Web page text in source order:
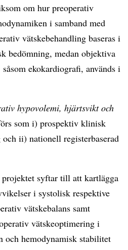
om hur preoperativ
i samband med
vätskebehandling baseras i
bedömning, medan objektiva
ekokardiografi, används i
hypovolemi, hjärtsvikt och
som i) prospektiv klinisk
ii) nationell registerbaserad
syftar till att kartlägga
i systolisk respektive
vätskebalans samt
vätskeoptimering i
hemodynamisk stabilitet